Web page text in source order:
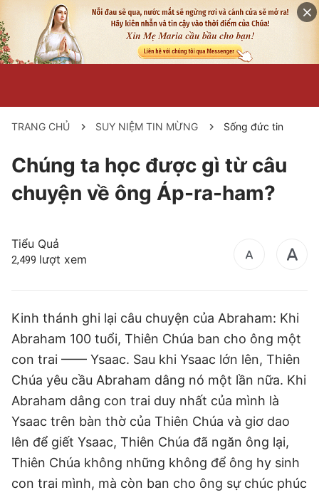
TRANG CHỦ SUY NIỆM TIN MỪNG Sống đức tin
Chúng ta học được gì từ câu
chuyện về ông Áp-ra-ham?
Tiểu Quả
2,499 lượt xem
Kinh thánh ghi lại câu chuyện của Abraham: Khi
Abraham 100 tuổi, Thiên Chúa ban cho ông một
con trai —— Ysaac. Sau khi Ysaac lớn lên, Thiên
Chúa yêu cầu Abraham dâng nó một lần nữa. Khi
Abraham dâng con trai duy nhất của mình là
Ysaac trên bàn thờ của Thiên Chúa và giơ dao
lên để giết Ysaac, Thiên Chúa đã ngăn ông lại,
Thiên Chúa không những không để ông hy sinh
con trai mình, mà còn ban cho ông sự chúc phúc